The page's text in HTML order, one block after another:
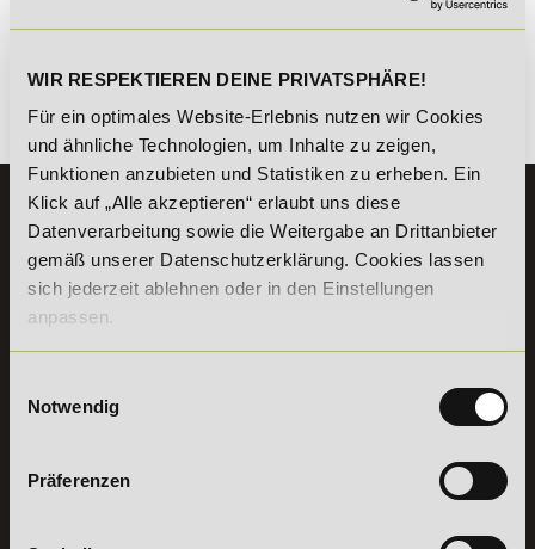
WIR RESPEKTIEREN DEINE PRIVATSPHÄRE!
Für ein optimales Website-Erlebnis nutzen wir Cookies
und ähnliche Technologien, um Inhalte zu zeigen,
Funktionen anzubieten und Statistiken zu erheben. Ein
Klick auf „Alle akzeptieren“ erlaubt uns diese
Datenverarbeitung sowie die Weitergabe an Drittanbieter
gemäß unserer Datenschutzerklärung. Cookies lassen
sich jederzeit ablehnen oder in den Einstellungen
anpassen.
Notwendig
Präferenzen
*Der Rabattcode "NEUGIER5" ist mit weiteren Rabatten
kombinierbar. Wir informieren dich gern.
Es gibt keine Einträge mit diesem Anfangsbuchstaben.
KONTAKT
07191 - 22986 - 0
+49 (0) 7191 9513203
DeLSt GmbH - Deutsches eLearning Studieninstitut
Erreichbarkeit: